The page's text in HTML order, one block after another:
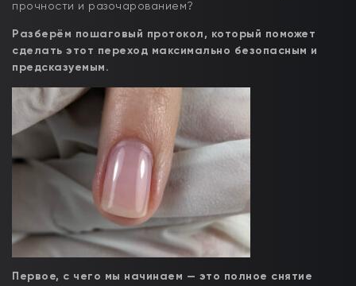
прочности и разочарованием?
Разберём пошаговый протокол, который поможет
сделать этот переход максимально безопасным и
предсказуемым.
Первое, с чего мы начинаем — это полное снятие